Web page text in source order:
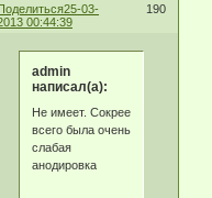
190
25-03-
00:44:39
admin
написал(а):
Не имеет. Сокрее
всего была очень
слабая
анодировка